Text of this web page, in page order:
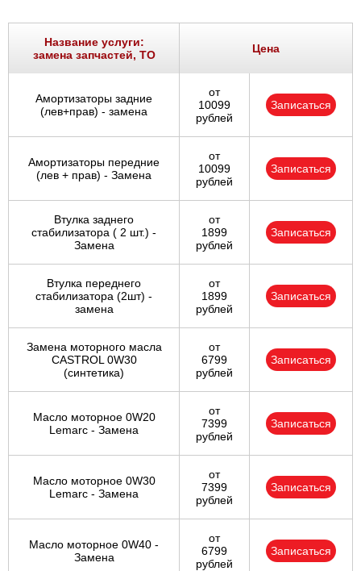
Название услуги:
замена запчастей, ТО
Цена
Амортизаторы задние
(лев+прав) - замена
от
10099
рублей
Записаться
Амортизаторы передние
(лев + прав) - Замена
от
10099
рублей
Записаться
Втулка заднего
стабилизатора ( 2 шт.) -
Замена
от
1899
рублей
Записаться
Втулка переднего
стабилизатора (2шт) -
замена
от
1899
рублей
Записаться
Замена моторного масла
CASTROL 0W30
(синтетика)
от
6799
рублей
Записаться
Масло моторное 0W20
Lemarc - Замена
от
7399
рублей
Записаться
Масло моторное 0W30
Lemarc - Замена
от
7399
рублей
Записаться
Масло моторное 0W40 -
Замена
от
6799
рублей
Записаться